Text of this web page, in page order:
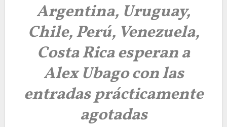
Argentina, Uruguay,
Chile, Perú, Venezuela,
Costa Rica esperan a
Alex Ubago con las
entradas prácticamente
agotadas